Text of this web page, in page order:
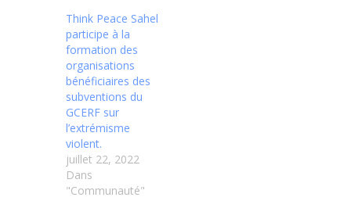
Think Peace Sahel
participe à la
formation des
organisations
bénéficiaires des
subventions du
GCERF sur
l’extrémisme
violent.
juillet 22, 2022
Dans
"Communauté"